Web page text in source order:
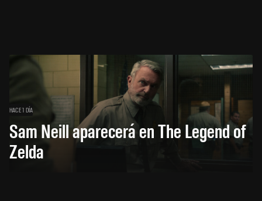
HACE 1 DÍA
Sam Neill aparecerá en The Legend of
Zelda